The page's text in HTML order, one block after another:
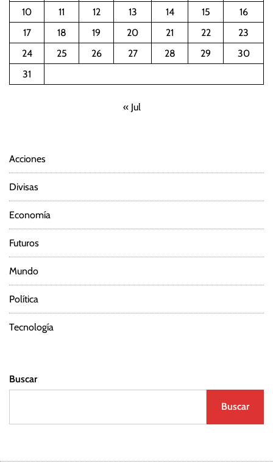
10
11 12 13 14 15
16
17
18 19 20 21 22
23
24
25 26 27 28 29
30
31
« Jul
Acciones
Divisas
Economía
Futuros
Mundo
Política
Tecnología
Buscar
Buscar